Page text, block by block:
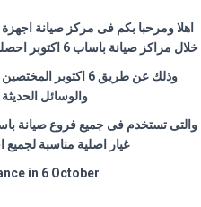
خلال مراكز صيانة باساب 6 اكتوبر احصلوا على كافة الخدمات للصيانة المعتمدة.
وذلك عن طريق 6
والوسائل الحديثة
والتى تستخدم فى جميع فروع صيانة
غيار اصلية مناسبة لجميع
in 6 October